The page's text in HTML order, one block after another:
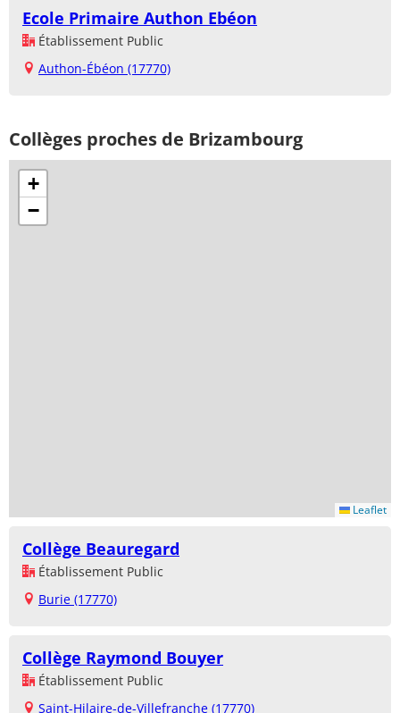
Ecole Primaire Authon Ebéon
Établissement Public
Authon-Ébéon (17770)
Collèges proches de Brizambourg
+
−
Leaflet
Collège Beauregard
Établissement Public
Burie (17770)
Collège Raymond Bouyer
Établissement Public
Saint-Hilaire-de-Villefranche (17770)